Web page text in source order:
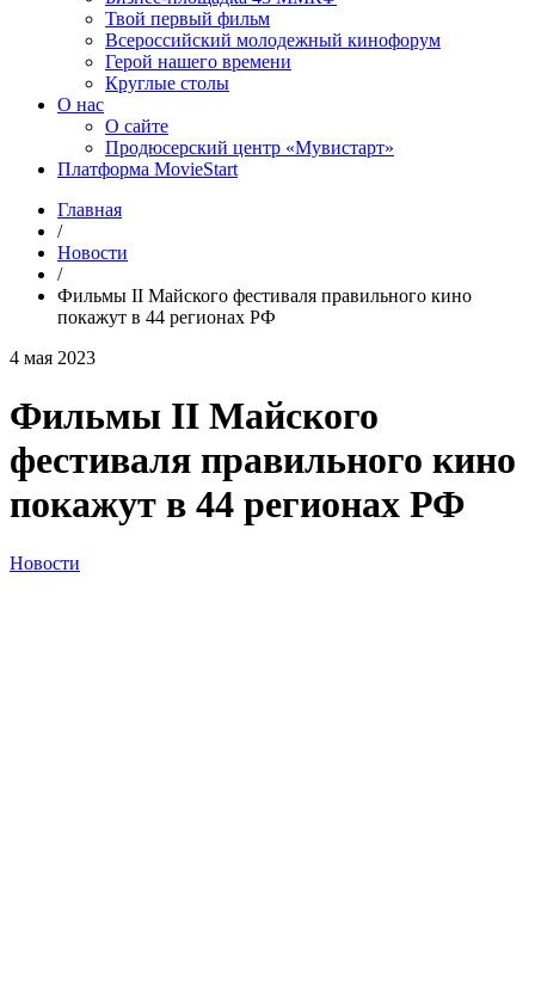
Твой первый фильм
Всероссийский молодежный кинофорум
Герой нашего времени
Круглые столы
О нас
О сайте
Продюсерский центр «Мувистарт»
Платформа MovieStart
Главная
/
Новости
/
Фильмы II Майского фестиваля правильного кино
покажут в 44 регионах РФ
4 мая 2023
Фильмы II Майского
фестиваля правильного кино
покажут в 44 регионах РФ
Новости